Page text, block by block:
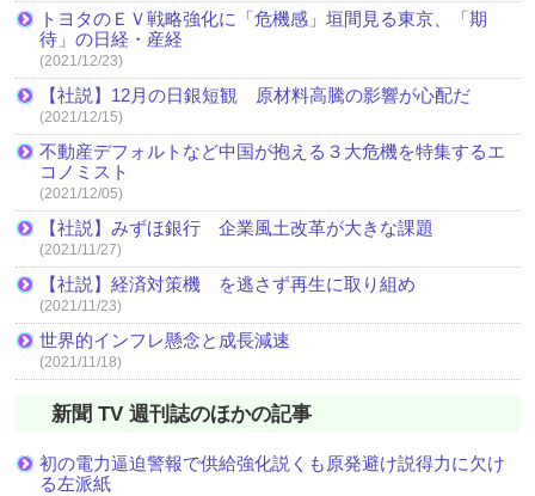
トヨタのＥＶ戦略強化に「危機感」垣間見る東京、「期
待」の日経・産経
(2021/12/23)
【社説】12月の日銀短観 原材料高騰の影響が心配だ
(2021/12/15)
不動産デフォルトなど中国が抱える３大危機を特集するエ
コノミスト
(2021/12/05)
【社説】みずほ銀行 企業風土改革が大きな課題
(2021/11/27)
【社説】経済対策機 を逃さず再生に取り組め
(2021/11/23)
世界的インフレ懸念と成長減速
(2021/11/18)
新聞 TV 週刊誌のほかの記事
初の電力逼迫警報で供給強化説くも原発避け説得力に欠け
る左派紙